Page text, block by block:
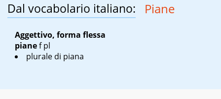
Dal vocabolario italiano: Piane
Aggettivo, forma flessa
pianef pl
plurale di piana